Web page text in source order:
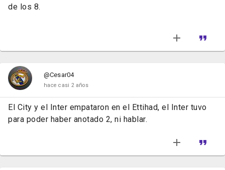
de los 8.
@Cesar04
hace casi 2 años
El City y el Inter empataron en el Ettihad, el Inter tuvo
para poder haber anotado 2, ni hablar.